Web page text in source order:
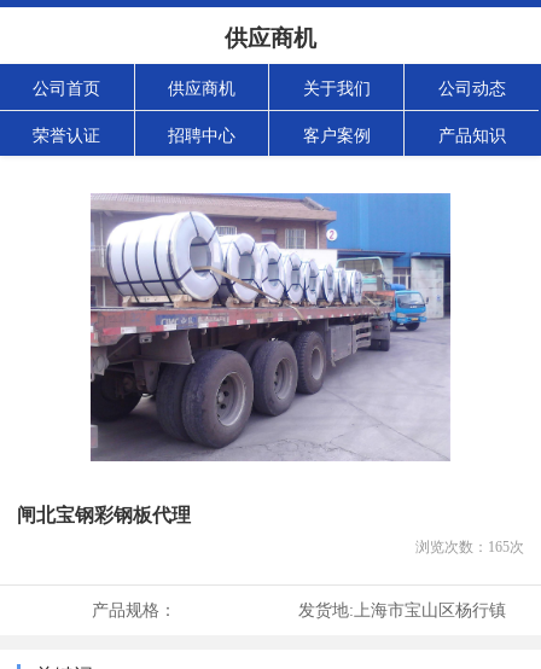
供应商机
公司首页 供应商机 关于我们 公司动态
荣誉认证 招聘中心 客户案例 产品知识
闸北宝钢彩钢板代理
浏览次数： 165次
产品规格： 发货地: 上海市宝山区杨行镇